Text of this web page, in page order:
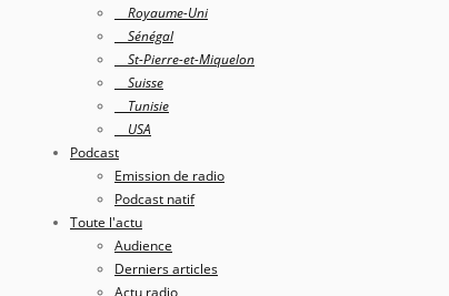
Royaume-Uni
Sénégal
St-Pierre-et-Miquelon
Suisse
Tunisie
USA
Podcast
Emission de radio
Podcast natif
Toute l'actu
Audience
Derniers articles
Actu radio